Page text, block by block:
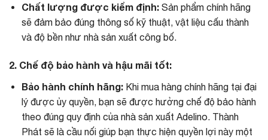
Chất lượng được kiểm định:Sản phẩm chính hãng
sẽ đảm bảo đúng thông số kỹ thuật, vật liệu cấu thành
và độ bền như nhà sản xuất công bố.
2. Chế độ bảo hành và hậu mãi tốt:
Bảo hành chính hãng:Khi mua hàng chính hãng tại đại
lý được ủy quyền, bạn sẽ được hưởng chế độ bảo hành
theo đúng quy định của nhà sản xuất Adelino. Thành
Phát sẽ là cầu nối giúp bạn thực hiện quyền lợi này một